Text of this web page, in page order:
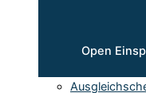
Open